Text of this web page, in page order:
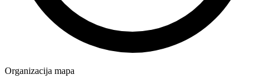
Organizacija mapa